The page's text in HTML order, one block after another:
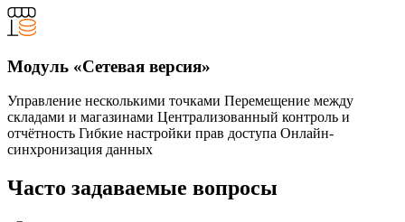
Модуль «Сетевая версия»
Управление несколькими точками Перемещение между
складами и магазинами Централизованный контроль и
отчётность Гибкие настройки прав доступа Онлайн-
синхронизация данных
Часто задаваемые вопросы